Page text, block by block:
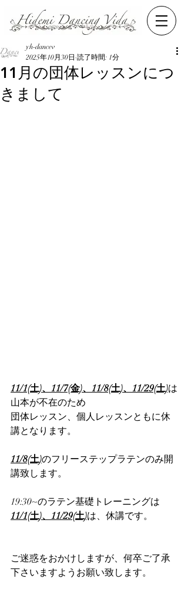
11月の団体レッスンにつ
きまして
yh-dancev
2025年10月30日 読了時間: 1分
11/1(土)、11/7(金)、11/8(土)、11/29(土)は
山本が不在のため
団体レッスン、個人レッスンともに休
講となります。
11/8(土)のフリーステップラテンのみ開
講致します。
19:30~のラテン基礎トレーニングは
11/1(土)、11/29(土)は、休講です。
ご迷惑をおかけしますが、何卒ご了承
下さいますようお願い致します。